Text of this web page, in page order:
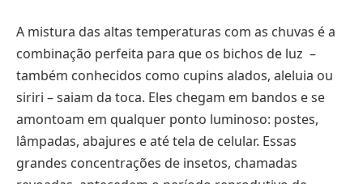
A mistura das altas temperaturas com as chuvas é a
combinação perfeita para que os bichos de luz –
também conhecidos como cupins alados, aleluia ou
siriri – saiam da toca. Eles chegam em bandos e se
amontoam em qualquer ponto luminoso: postes,
lâmpadas, abajures e até tela de celular. Essas
grandes concentrações de insetos, chamadas